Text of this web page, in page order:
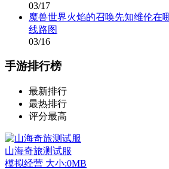
03/17
魔兽世界火焰的召唤先知维伦在
线路图
03/16
手游排行榜
最新排行
最热排行
评分最高
山海奇旅测试服
模拟经营 大小:0MB